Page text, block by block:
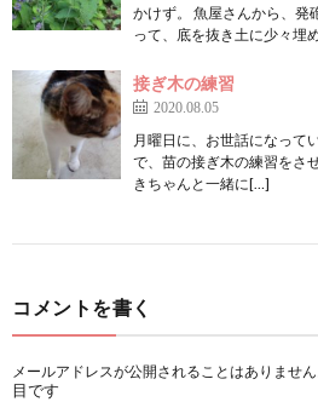
かけず。 魚屋さんから、発
って、底を抜き土に少々埋
接ぎ木の練習
2020.08.05
月曜日に、お世話になって
で、苗の接ぎ木の練習をさ
きちゃんと一緒に[…]
コメントを書く
メールアドレスが公開されることはありません
目です